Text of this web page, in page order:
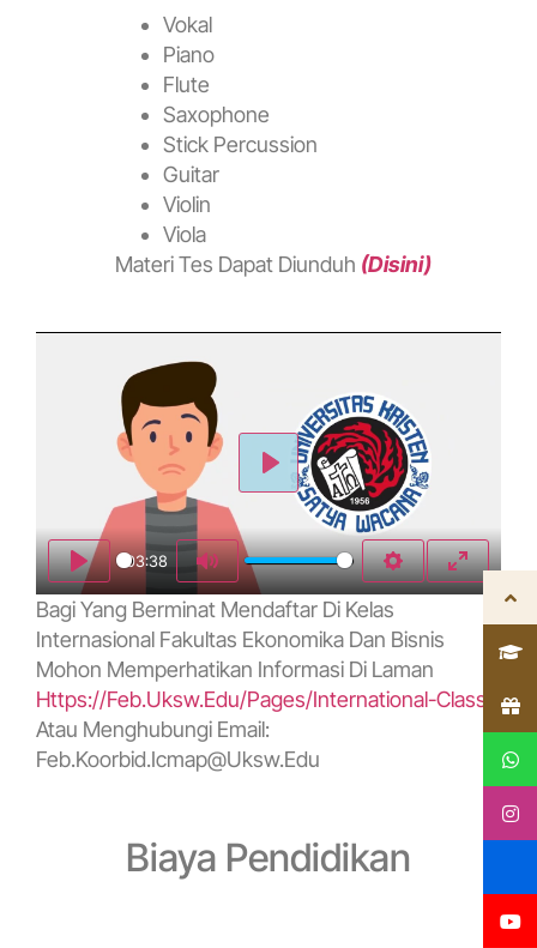
Vokal
Piano
Flute
Saxophone
Stick Percussion
Guitar
Violin
Viola
Materi Tes Dapat Diunduh (disini)
Play
03:38
Mute SettingsEnter
Play
Bagi Yang Berminat Mendaftar Di Kelas
Internasional Fakultas Ekonomika Dan Bisnis
Mohon Memperhatikan Informasi Di Laman
Https://feb.uksw.edu/pages/international-Class
Atau Menghubungi Email:
Feb.koorbid.icmap@uksw.edu
Biaya Pendidikan